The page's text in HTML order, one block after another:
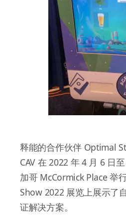
释能的合作伙伴 Optimal
CAV 在 2022 年 4 月 6 日
加哥 McCormick Place 举
Show 2022 展览上展示了
证解决方案。